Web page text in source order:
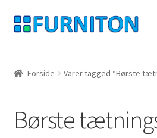
Spring
til
Spring
til
privatliv
Forside Varer tagged “Børste
Børste